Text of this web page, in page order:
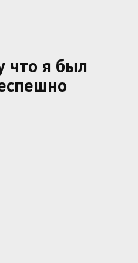
что я был